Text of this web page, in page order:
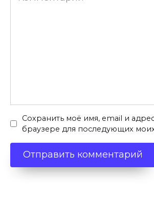
Сохранить моё имя, email и
браузере для последующих